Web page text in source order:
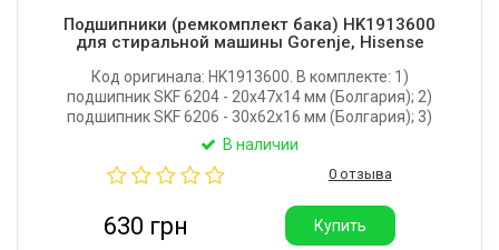
Подшипники (ремкомплект бака) HK1913600
для стиральной машины Gorenje, Hisense
Код оригинала: HK1913600. В комплекте: 1)
подшипник SKF 6204 - 20x47x14 мм (Болгария); 2)
подшипник SKF 6206 - 30x62x16 мм (Болгария); 3)
сальник WLK 40x65x10 (Тайвань); 4) смазка для
шприце - 2 порции.
В наличии
0 отзыва
630 грн Купить